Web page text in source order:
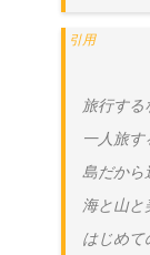
旅行す
一人旅す
島だから
海と山と
はじめて